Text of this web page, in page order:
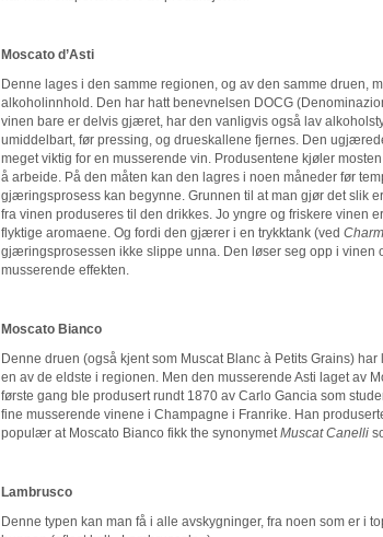
Moscato d’Asti
Denne lages i den samme regionen, og av den samme druen,
alkoholinnhold. Den har hatt benevnelsen DOCG
vinen bare er delvis gjæret, har den vanligvis også lav
umiddelbart, før pressing, og drueskallene fjernes. Den
meget viktig for en musserende vin. Produsentene kjøler
å arbeide. På den måten kan den lagres i noen måneder før
gjæringsprosess kan begynne. Grunnen til at man gjør det slik
fra vinen produseres til den drikkes. Jo yngre og friskere vinen
flyktige aromaene. Og fordi den gjærer i en trykktank (ved
gjæringsprosessen ikke slippe unna. Den løser seg opp i vinen
musserende effekten.
Moscato Bianco
Denne druen (også kjent som Muscat Blanc à Petits Grains)
en av de eldste i regionen. Men den musserende Asti laget av
første gang ble produsert rundt 1870 av Carlo Gancia som
fine musserende vinene i Champagne i Franrike. Han
populær at Moscato Bianco fikk the synonymetMuscat Canelli
Lambrusco
Denne typen kan man få i alle avskygninger, fra noen som er i